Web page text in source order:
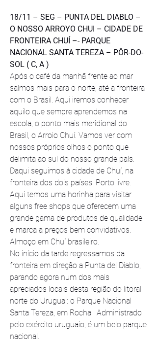
18/11 – SEG – PUNTA DEL DIABLO –
O NOSSO ARROYO CHUI – CIDADE DE
FRONTEIRA CHUÍ –- PARQUE
NACIONAL SANTA TEREZA – PÔR-DO-
SOL ( C, A )
Após o café da manhã frente ao mar
saímos mais para o norte, até a fronteira
com o Brasil. Aqui iremos conhecer
aquilo que sempre aprendemos na
escola, o ponto mais meridional do
Brasil, o Arroio Chuí. Vamos ver com
nossos próprios olhos o ponto que
delimita ao sul do nosso grande país.
Daqui seguimos à cidade de Chuí, na
fronteira dos dois países. Porto livre.
Aqui temos uma horinha para visitar
alguns free shops que oferecem uma
grande gama de produtos de qualidade
e marca a preços bem convidativos.
Almoço em Chuí brasileiro.
No início da tarde regressamos da
fronteira em direção a Punta del Diablo,
parando agora num dos mais
apreciados locais desta região do litoral
norte do Uruguai: o Parque Nacional
Santa Tereza, em Rocha.  Administrado
pelo exército uruguaio, é um belo parque
nacional.